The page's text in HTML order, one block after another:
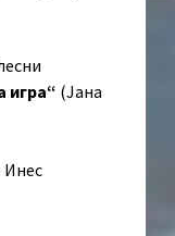
игра“ (Јана
Инес